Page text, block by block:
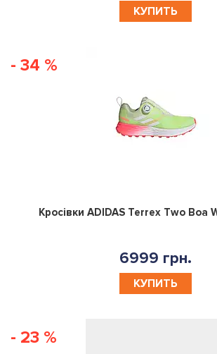
КУПИТЬ
- 34 %
Кросівки ADIDAS Terrex Two Boa
6999 грн.
КУПИТЬ
- 23 %